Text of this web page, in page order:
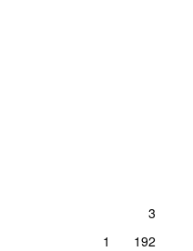
3
1
192